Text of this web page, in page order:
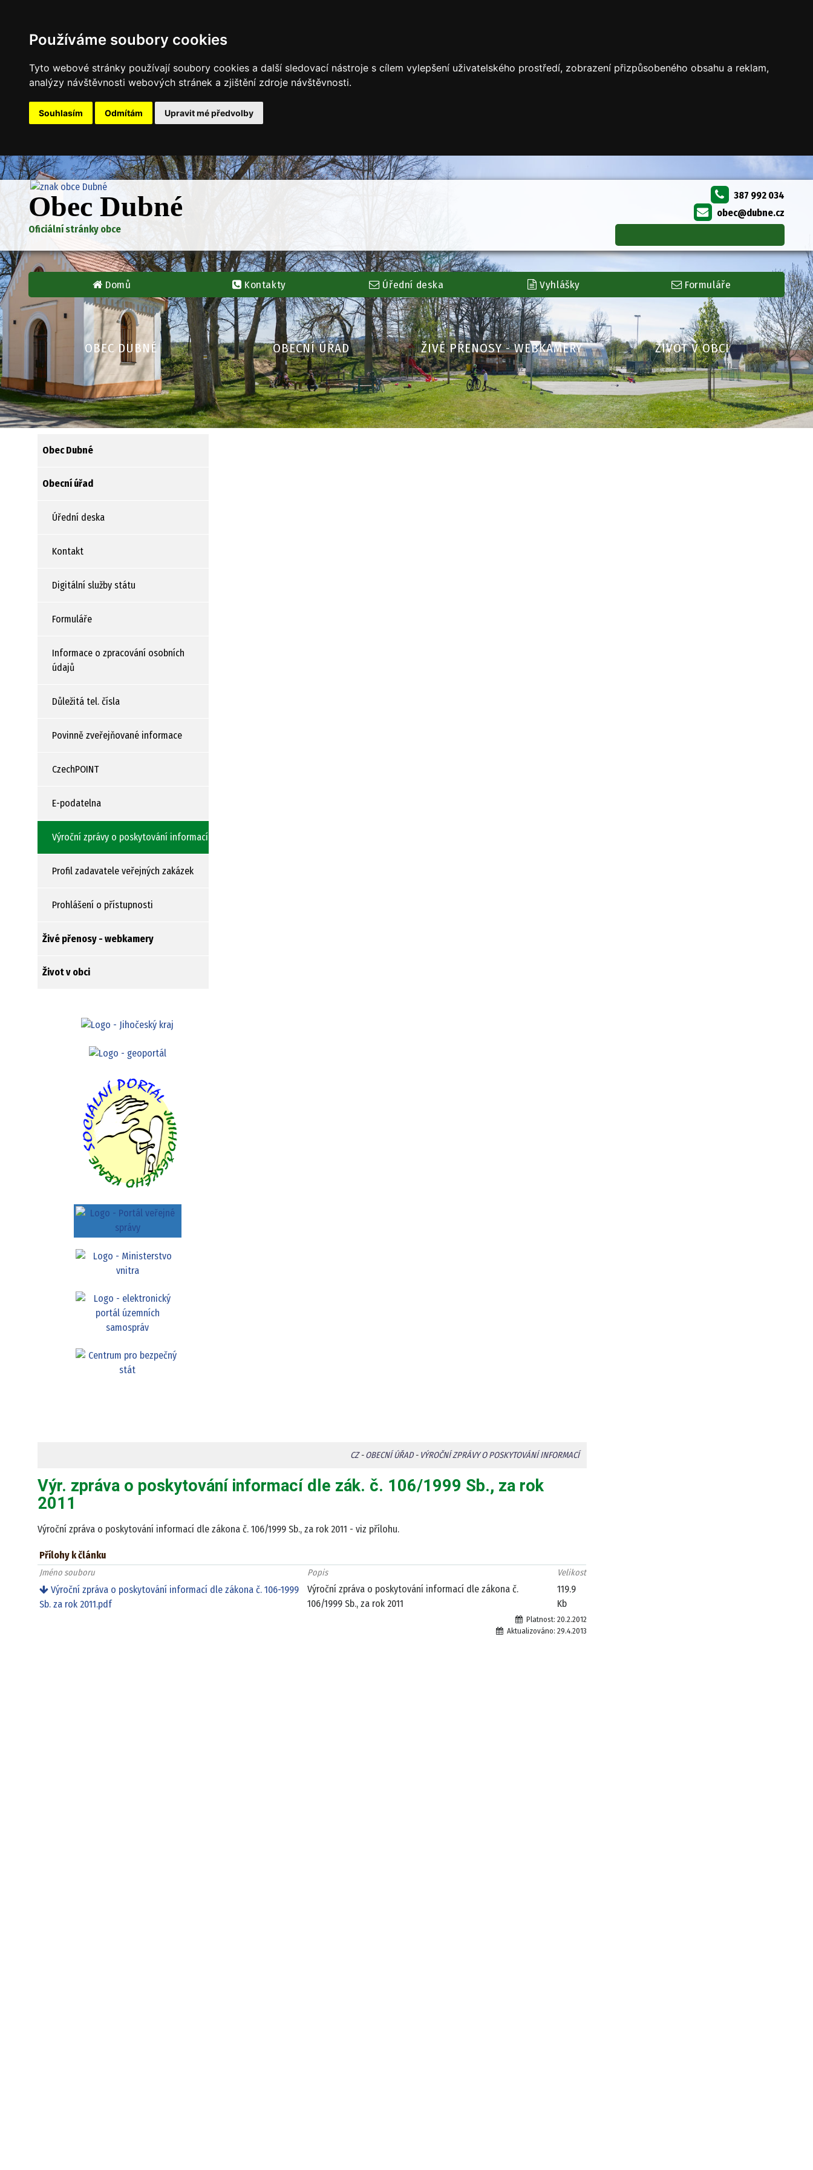
Používáme soubory cookies
Tyto webové stránky používají soubory cookies a další sledovací nástroje s cílem vylepšení uživatelského prostředí, zobrazení přizpůsobeného obsahu a reklam,
analýzy návštěvnosti webových stránek a zjištění zdroje návštěvnosti.
Souhlasím Odmítám Upravit mé předvolby
Obec Dubné
Oficiální stránky obce
387 992 034
obec@dubne.cz
Domů Kontakty Úřední deska Vyhlášky Formuláře
OBEC DUBNÉ OBECNÍ ÚŘAD ŽIVÉ PŘENOSY - WEBKAMERY ŽIVOT V OBCI
Obec Dubné
Obecní úřad
Úřední deska
Kontakt
Digitální služby státu
Formuláře
Informace o zpracování osobních
údajů
Důležitá tel. čísla
Povinně zveřejňované informace
CzechPOINT
E-podatelna
Výroční zprávy o poskytování informací
Profil zadavatele veřejných zakázek
Prohlášení o přístupnosti
Živé přenosy - webkamery
Život v obci
CZ-OBECNÍ ÚŘAD- VÝROČNÍ ZPRÁVY O POSKYTOVÁNÍ INFORMACÍ
Výr. zpráva o poskytování informací dle zák. č. 106/1999 Sb., za rok
2011
Výroční zpráva o poskytování informací dle zákona č. 106/1999 Sb., za rok 2011 - viz přílohu.
Přílohy k článku
Jméno souboru Popis Velikost
Výroční zpráva o poskytování informací dle zákona č. 106-1999
Sb. za rok 2011.pdf
Výroční zpráva o poskytování informací dle zákona č.
106/1999 Sb., za rok 2011
119.9
Kb
Platnost: 20.2.2012
Aktualizováno: 29.4.2013